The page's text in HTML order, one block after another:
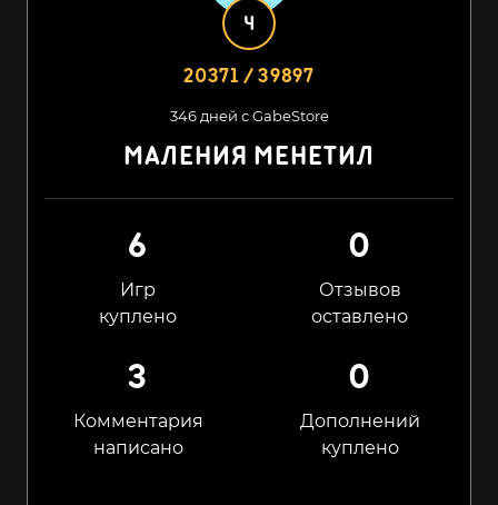
20371 / 39897
4
346 дней с GabeStore
МАЛЕНИЯ МЕНЕТИЛ
6
Игр
куплено
0
Отзывов
оставлено
3
Комментария
написано
0
Дополнений
куплено